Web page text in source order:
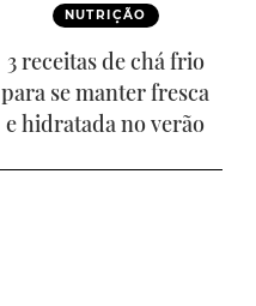
NUTRIÇÃO
3 receitas de chá frio
para se manter fresca
e hidratada no verão